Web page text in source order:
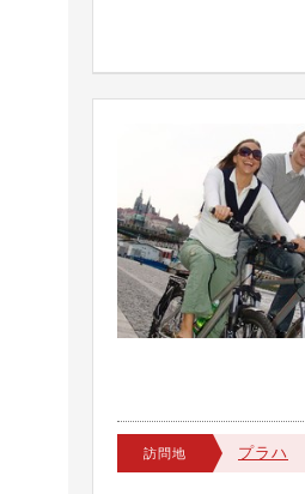
訪問地 プラハ